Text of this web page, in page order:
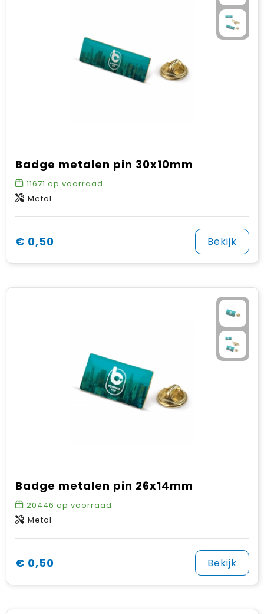
Badge metalen pin 30x10mm
11671 op voorraad
Metal
€ 0,50 Bekijk
Badge metalen pin 26x14mm
20446 op voorraad
Metal
€ 0,50 Bekijk